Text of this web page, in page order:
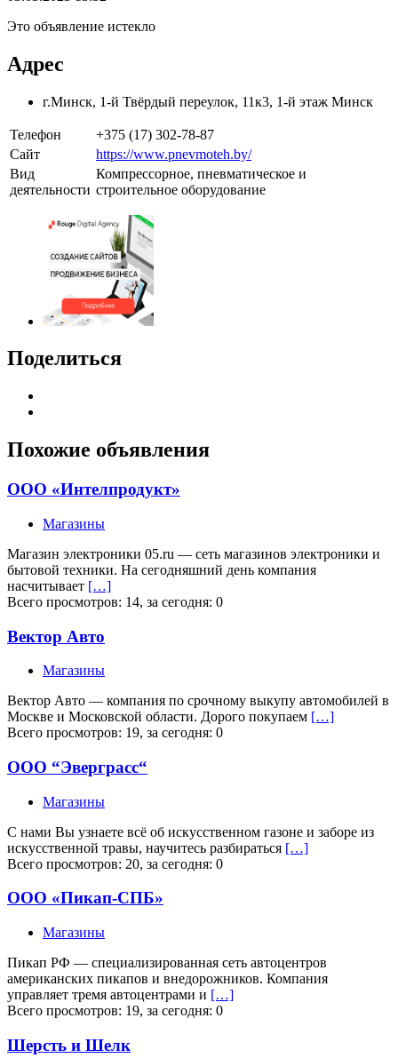
Это объявление истекло
Адрес
г.Минск, 1-й Твёрдый переулок, 11к3, 1-й этаж Минск
Телефон
+375 (17) 302-78-87
Сайт
https://www.pnevmoteh.by/
Вид
деятельности
Компрессорное, пневматическое и
строительное оборудование
Поделиться
Похожие объявления
ООО «Интелпродукт»
Магазины
Магазин электроники 05.ru — сеть магазинов электроники и
бытовой техники. На сегодняшний день компания
насчитывает […]
Всего просмотров: 14, за сегодня: 0
Вектор Авто
Магазины
Вектор Авто — компания по срочному выкупу автомобилей в
Москве и Московской области. Дорого покупаем […]
Всего просмотров: 19, за сегодня: 0
ООО “Эверграсс“
Магазины
С нами Вы узнаете всё об искусственном газоне и заборе из
искусственной травы, научитесь разбираться […]
Всего просмотров: 20, за сегодня: 0
ООО «Пикап-СПБ»
Магазины
Пикап РФ — специализированная сеть автоцентров
американских пикапов и внедорожников. Компания
управляет тремя автоцентрами и […]
Всего просмотров: 19, за сегодня: 0
Шерсть и Шелк